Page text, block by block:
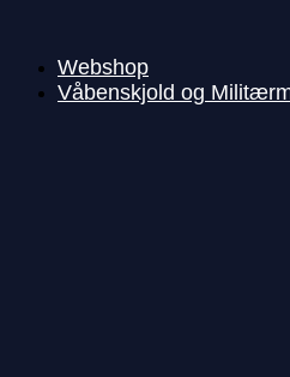
indholdWebshop
Våbenskjold og